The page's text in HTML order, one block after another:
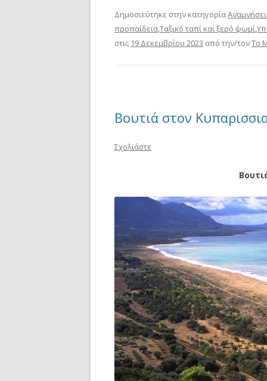
Δημοσιεύτηκε στην κατηγορία
προπαίδεια,Ταξικό ταπί και ξερό ψωμί,
στις 19 Δεκεμβρίου 2023 από την/τονΤο
Βουτιά στον
Σχολιάστε